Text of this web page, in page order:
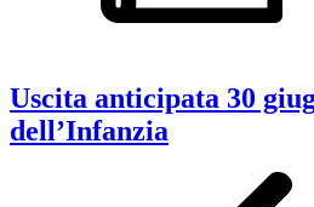
Uscita anticipata 30
dell’Infanzia